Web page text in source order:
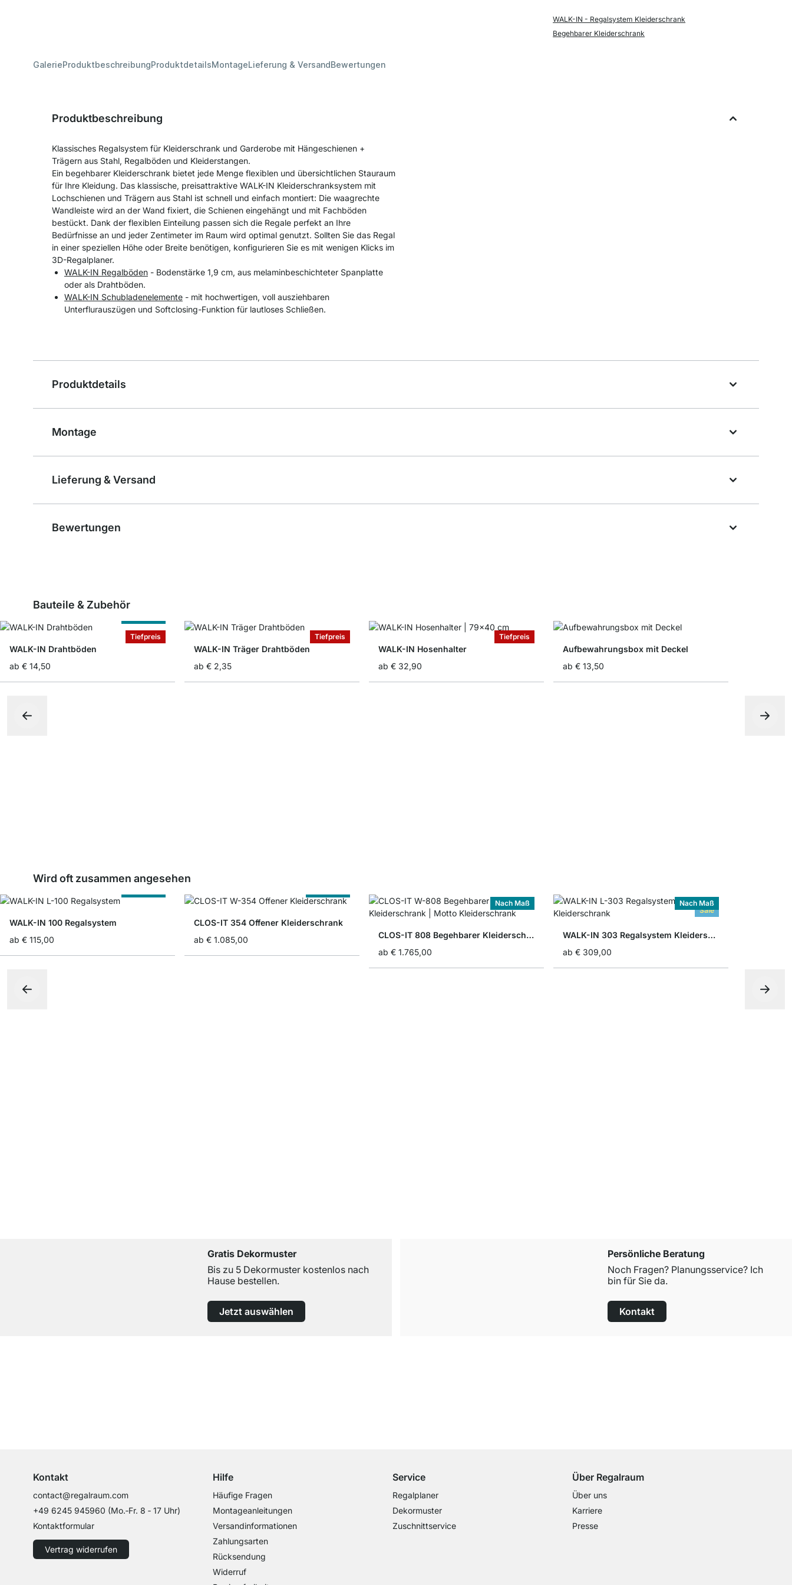
WALK-IN - Regalsystem Kleiderschrank
Begehbarer Kleiderschrank
GalerieProduktbeschreibungProduktdetailsMontageLieferung & VersandBewertungen
Produktbeschreibung
Klassisches Regalsystem für Kleiderschrank und Garderobe mit Hängeschienen +
Trägern aus Stahl, Regalböden und Kleiderstangen.
Ein begehbarer Kleiderschrank bietet jede Menge flexiblen und übersichtlichen Stauraum
für Ihre Kleidung. Das klassische, preisattraktive WALK-IN Kleiderschranksystem mit
Lochschienen und Trägern aus Stahl ist schnell und einfach montiert: Die waagrechte
Wandleiste wird an der Wand fixiert, die Schienen eingehängt und mit Fachböden
bestückt. Dank der flexiblen Einteilung passen sich die Regale perfekt an Ihre
Bedürfnisse an und jeder Zentimeter im Raum wird optimal genutzt. Sollten Sie das Regal
in einer speziellen Höhe oder Breite benötigen, konfigurieren Sie es mit wenigen Klicks im
3D-Regalplaner.
WALK-IN Regalböden - Bodenstärke 1,9 cm, aus melaminbeschichteter Spanplatte
oder als Drahtböden.
WALK-IN Schubladenelemente - mit hochwertigen, voll ausziehbaren
Unterflurauszügen und Softclosing-Funktion für lautloses Schließen.
Produktdetails
Montage
Lieferung & Versand
Bewertungen
Bauteile & Zubehör
Tiefpreis
WALK-IN Drahtböden
ab € 14,50
Tiefpreis
WALK-IN Träger Drahtböden
ab € 2,35
Tiefpreis
WALK-IN Hosenhalter
ab € 32,90
Aufbewahrungsbox mit Deckel
ab € 13,50
Wird oft zusammen angesehen
WALK-IN 100 Regalsystem
ab € 115,00
CLOS-IT 354 Offener Kleiderschrank
ab € 1.085,00
Nach Maß
CLOS-IT 808 Begehbarer Kleiderschrank
ab € 1.765,00
Sale
Nach Maß
WALK-IN 303 Regalsystem Kleiderschrank
ab € 309,00
Gratis Dekormuster
Bis zu 5 Dekormuster kostenlos nach
Hause bestellen.
Jetzt auswählen
Persönliche Beratung
Noch Fragen? Planungsservice? Ich
bin für Sie da.
Kontakt
Kontakt
contact@regalraum.com
+49 6245 945960 (Mo.‑Fr. 8 ‑ 17 Uhr)
Kontaktformular
Vertrag widerrufen
Hilfe
Häufige Fragen
Montageanleitungen
Versandinformationen
Zahlungsarten
Rücksendung
Widerruf
Service
Regalplaner
Dekormuster
Zuschnittservice
Über Regalraum
Über uns
Karriere
Presse